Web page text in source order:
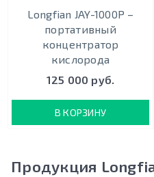
Longfian JAY-1000P –
портативный
концентратор
кислорода
125 000 руб.
В КОРЗИНУ
Продукция